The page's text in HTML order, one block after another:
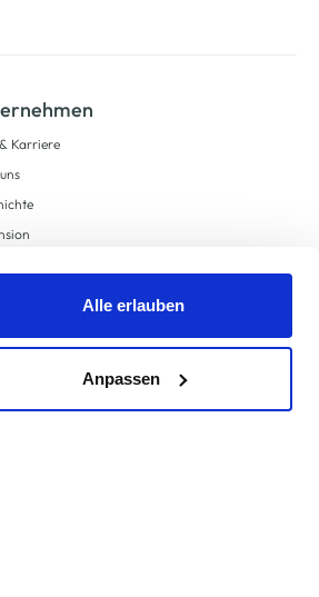
Alle erlauben
Anpassen
Karriere